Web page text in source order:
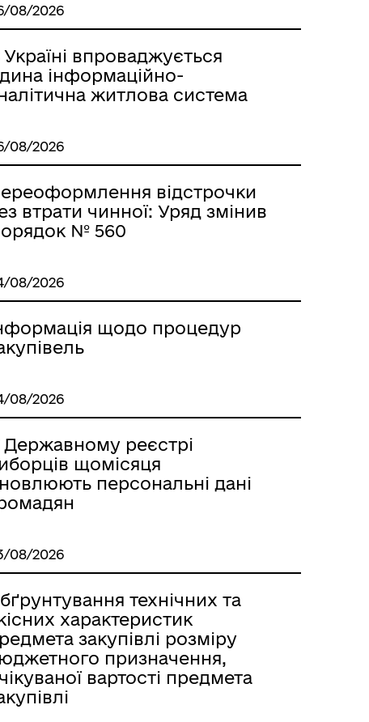
08/2026
Україні впроваджується
інформаційно-
житлова система
08/2026
відстрочки
втрати чинної: Уряд змінив
№ 560
08/2026
щодо процедур
08/2026
реєстрі
щомісяця
персональні дані
08/2026
технічних та
характеристик
закупівлі розміру
призначення,
вартості предмета